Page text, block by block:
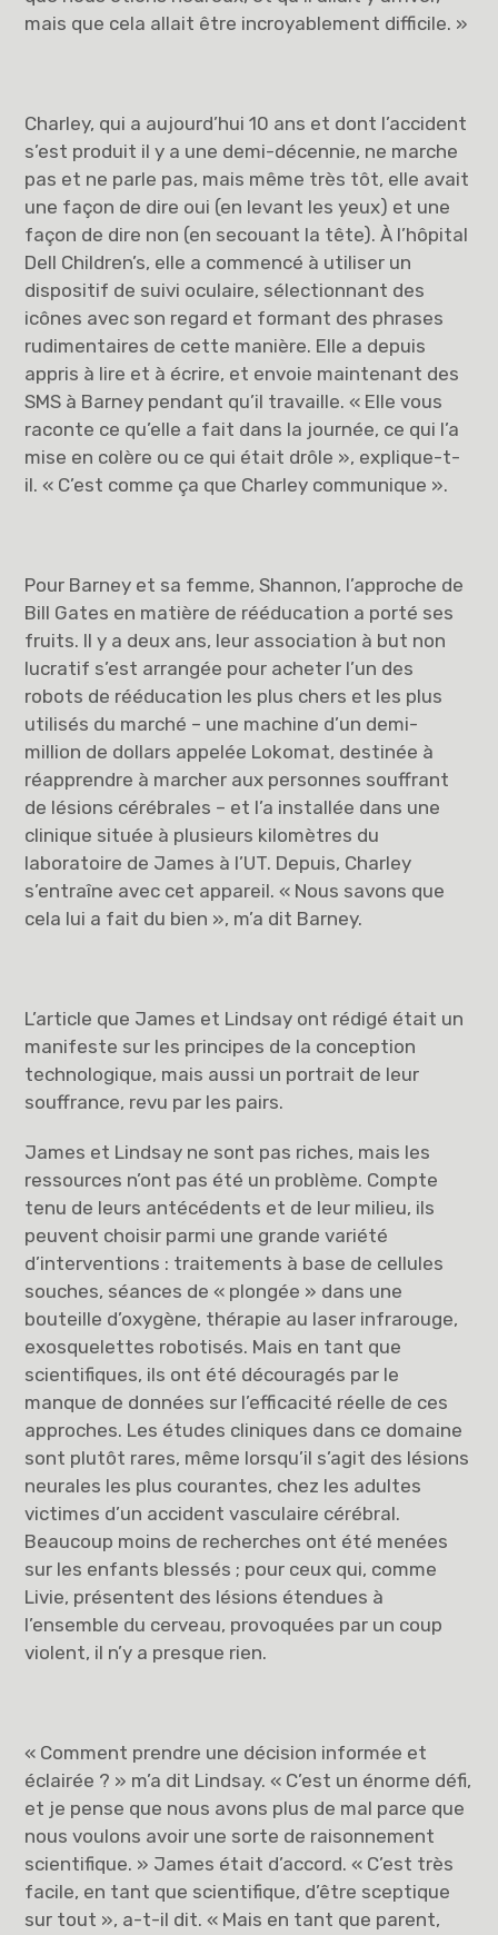
mais que cela allait être incroyablement difficile. »
Charley, qui a aujourd’hui 10 ans et dont l’accident
s’est produit il y a une demi-décennie, ne marche
pas et ne parle pas, mais même très tôt, elle avait
une façon de dire oui (en levant les yeux) et une
façon de dire non (en secouant la tête). À l’hôpital
Dell Children’s, elle a commencé à utiliser un
dispositif de suivi oculaire, sélectionnant des
icônes avec son regard et formant des phrases
rudimentaires de cette manière. Elle a depuis
appris à lire et à écrire, et envoie maintenant des
SMS à Barney pendant qu’il travaille. « Elle vous
raconte ce qu’elle a fait dans la journée, ce qui l’a
mise en colère ou ce qui était drôle », explique-t-
il. « C’est comme ça que Charley communique ».
Pour Barney et sa femme, Shannon, l’approche de
Bill Gates en matière de rééducation a porté ses
fruits. Il y a deux ans, leur association à but non
lucratif s’est arrangée pour acheter l’un des
robots de rééducation les plus chers et les plus
utilisés du marché – une machine d’un demi-
million de dollars appelée Lokomat, destinée à
réapprendre à marcher aux personnes souffrant
de lésions cérébrales – et l’a installée dans une
clinique située à plusieurs kilomètres du
laboratoire de James à l’UT. Depuis, Charley
s’entraîne avec cet appareil. « Nous savons que
cela lui a fait du bien », m’a dit Barney.
L’article que James et Lindsay ont rédigé était un
manifeste sur les principes de la conception
technologique, mais aussi un portrait de leur
souffrance, revu par les pairs.
James et Lindsay ne sont pas riches, mais les
ressources n’ont pas été un problème. Compte
tenu de leurs antécédents et de leur milieu, ils
peuvent choisir parmi une grande variété
d’interventions : traitements à base de cellules
souches, séances de « plongée » dans une
bouteille d’oxygène, thérapie au laser infrarouge,
exosquelettes robotisés. Mais en tant que
scientifiques, ils ont été découragés par le
manque de données sur l’efficacité réelle de ces
approches. Les études cliniques dans ce domaine
sont plutôt rares, même lorsqu’il s’agit des lésions
neurales les plus courantes, chez les adultes
victimes d’un accident vasculaire cérébral.
Beaucoup moins de recherches ont été menées
sur les enfants blessés ; pour ceux qui, comme
Livie, présentent des lésions étendues à
l’ensemble du cerveau, provoquées par un coup
violent, il n’y a presque rien.
« Comment prendre une décision informée et
éclairée ? » m’a dit Lindsay. « C’est un énorme défi,
et je pense que nous avons plus de mal parce que
nous voulons avoir une sorte de raisonnement
scientifique. » James était d’accord. « C’est très
facile, en tant que scientifique, d’être sceptique
sur tout », a-t-il dit. « Mais en tant que parent,